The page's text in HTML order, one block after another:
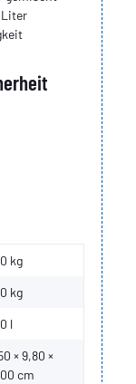
kg
kg
l
× 9,80 ×
cm